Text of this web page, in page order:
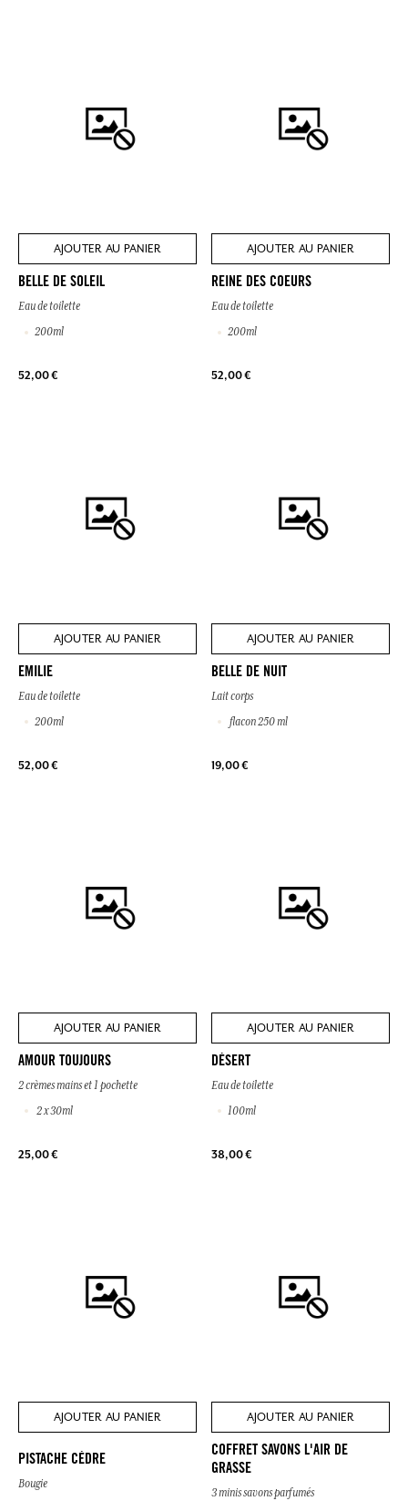
AJOUTER AU PANIER
BELLE DE SOLEIL
Eau de toilette
200ml
52,00 €
AJOUTER AU PANIER
REINE DES COEURS
Eau de toilette
200ml
52,00 €
AJOUTER AU PANIER
EMILIE
Eau de toilette
200ml
52,00 €
AJOUTER AU PANIER
BELLE DE NUIT
Lait corps
flacon 250 ml
19,00 €
AJOUTER AU PANIER
AMOUR TOUJOURS
2 crèmes mains et 1 pochette
2 x 30ml
25,00 €
AJOUTER AU PANIER
DÉSERT
Eau de toilette
100ml
38,00 €
AJOUTER AU PANIER
PISTACHE CÈDRE
Bougie
AJOUTER AU PANIER
COFFRET SAVONS L'AIR DE
GRASSE
3 minis savons parfumés